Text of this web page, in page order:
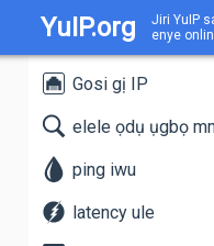
YuIP.org
Jiri YuIP
enye
Gosi gị IP
elele ọdụ ụgbọ
ping iwu
latency ule